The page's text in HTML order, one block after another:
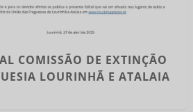
COMISSÃO DE EXTINÇÃO
LOURINHÃ E ATALAIA